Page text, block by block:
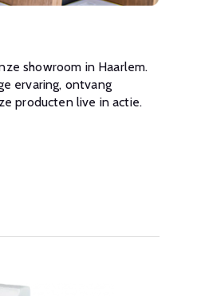
showroom in Haarlem.
ervaring, ontvang
producten live in actie.